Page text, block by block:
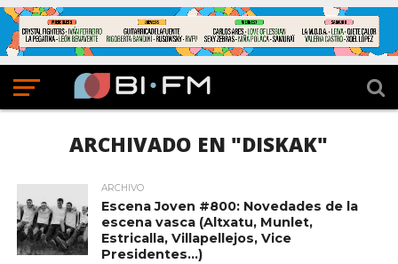
ARCHIVADO EN "DISKAK"
ARCHIVO
Escena Joven #800: Novedades de la
escena vasca (Altxatu, Munlet,
Estricalla, Villapellejos, Vice
Presidentes…)